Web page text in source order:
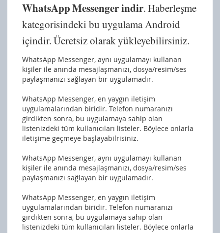
WhatsApp Messenger indir. Haberleşme
kategorisindeki bu uygulama Android
içindir. Ücretsiz olarak yükleyebilirsiniz.
WhatsApp Messenger, aynı uygulamayı kullanan
kişiler ile anında mesajlaşmanızı, dosya/resim/ses
paylaşmanızı sağlayan bir uygulamadır.
WhatsApp Messenger, en yaygın iletişim
uygulamalarından biridir. Telefon numaranızı
girdikten sonra, bu uygulamaya sahip olan
listenizdeki tüm kullanıcıları listeler. Böylece onlarla
iletişime geçmeye başlayabilrisiniz.
WhatsApp Messenger, aynı uygulamayı kullanan
kişiler ile anında mesajlaşmanızı, dosya/resim/ses
paylaşmanızı sağlayan bir uygulamadır.
WhatsApp Messenger, en yaygın iletişim
uygulamalarından biridir. Telefon numaranızı
girdikten sonra, bu uygulamaya sahip olan
listenizdeki tüm kullanıcıları listeler. Böylece onlarla